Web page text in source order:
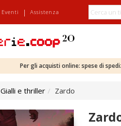
Eventi | Assistenza
Per gli acquisti online: spese di
Gialli e thriller Zardo